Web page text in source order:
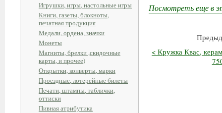
Игрушки, игры, настольные игры
Книги, газеты, блокноты,
печатная продукция
Медали, ордена, значки
Монеты
Магниты, брелки ,скидочные
карты, и прочее)
Открытки, конверты, марки
Проездные, лотерейные билеты
Печати, штампы, таблички,
оттиски
Пивная атрибутика
Посмотреть еще в
< Кружка Квас,